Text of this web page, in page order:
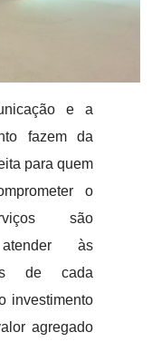
e a
fazem da
para quem
o
são
às
de cada
investimento
agregado